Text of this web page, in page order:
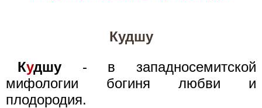
Кудшу
Кудшу - в западносемитской
мифологии богиня любви и
плодородия.